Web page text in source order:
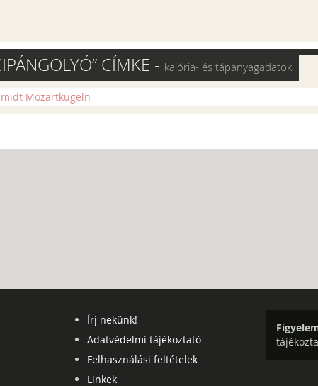
CÍMKE - kalória- és tápanyagadatok
Mozartkugeln
Írj nekünk!
Adatvédelmi tájékoztató
Felhasználási feltételek
Linkek